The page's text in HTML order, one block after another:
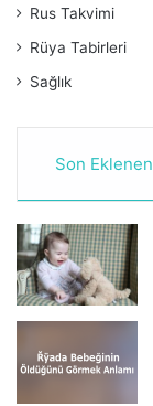
Rus Takvimi
Rüya Tabirleri
Sağlık
Son Eklenen